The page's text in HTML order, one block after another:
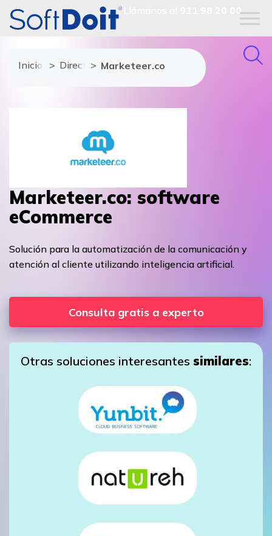
911 98 20 00
Inicio Directorio de proveedores
Marketeer.co
Marketeer.co: software
eCommerce
Solución para la automatización de la comunicación y
atención al cliente utilizando inteligencia artificial.
Consulta gratis a experto
Otras soluciones interesantes similares: